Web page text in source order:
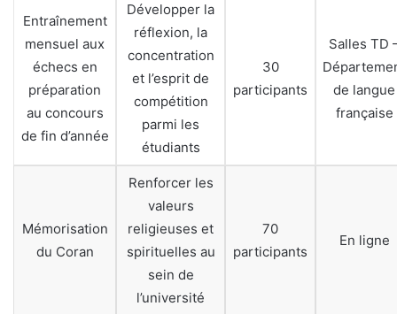
Entraînement
mensuel aux
échecs en
préparation
au concours
de fin d’année
Développer la
réflexion, la
concentration
et l’esprit de
compétition
parmi les
étudiants
30
participants
Salles TD
de langue
française
Mémorisation
du Coran
Renforcer les
valeurs
religieuses et
spirituelles au
sein de
l’université
70
participants
En ligne